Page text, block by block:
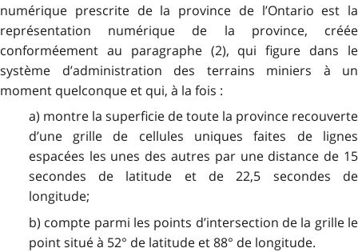
numérique prescrite de la province de l’Ontario est la
représentation numérique de la province, créée
conforméement au paragraphe (2), qui figure dans le
système d’administration des terrains miniers à un
moment quelconque et qui, à la fois :
a) montre la superficie de toute la province recouverte
d’une grille de cellules uniques faites de lignes
espacées les unes des autres par une distance de 15
secondes de latitude et de 22,5 secondes de
longitude;
b) compte parmi les points d’intersection de la grille le
point situé à 52° de latitude et 88° de longitude.